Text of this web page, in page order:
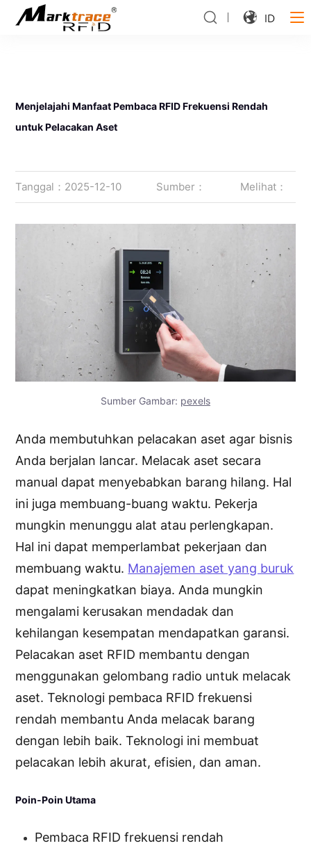
ID
Menjelajahi Manfaat Pembaca RFID Frekuensi Rendah
untuk Pelacakan Aset
Tanggal：2025-12-10 Sumber： Melihat：
Sumber Gambar: pexels
Anda membutuhkan pelacakan aset agar bisnis
Anda berjalan lancar. Melacak aset secara
manual dapat menyebabkan barang hilang. Hal
ini juga membuang-buang waktu. Pekerja
mungkin menunggu alat atau perlengkapan.
Hal ini dapat memperlambat pekerjaan dan
membuang waktu. Manajemen aset yang buruk
dapat meningkatkan biaya. Anda mungkin
mengalami kerusakan mendadak dan
kehilangan kesempatan mendapatkan garansi.
Pelacakan aset RFID membantu dengan
menggunakan gelombang radio untuk melacak
aset. Teknologi pembaca RFID frekuensi
rendah membantu Anda melacak barang
dengan lebih baik. Teknologi ini membuat
pelacakan lebih akurat, efisien, dan aman.
Poin-Poin Utama
Pembaca RFID frekuensi rendah